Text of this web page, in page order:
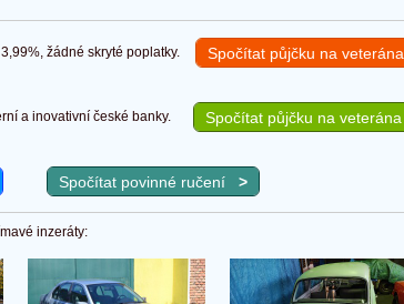
žádné skryté poplatky. Spočítat půjčku na veterána
a inovativní české banky. Spočítat půjčku na veterána
Spočítat povinné ručení >
inzeráty: